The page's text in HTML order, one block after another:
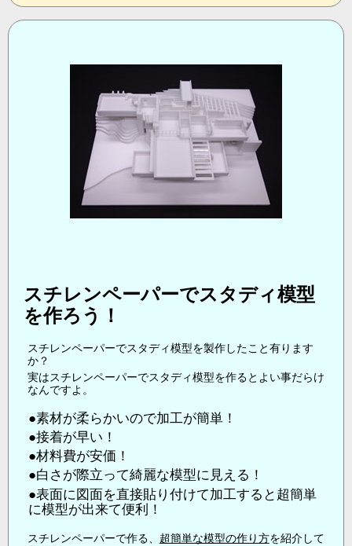
スチレンペーパーでスタディ模型
を作ろう！
スチレンペーパーでスタディ模型を製作したこと有ります
か？
実はスチレンペーパーでスタディ模型を作るとよい事だらけ
なんですよ。
●素材が柔らかいので加工が簡単！
●接着が早い！
●材料費が安価！
●白さが際立って綺麗な模型に見える！
●表面に図面を直接貼り付けて加工すると超簡単
に模型が出来て便利！
スチレンペーパーで作る、 超簡単な模型の作り方を紹介して